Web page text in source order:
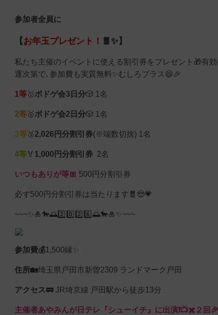
参加者全員に
【お年玉プレゼント！ 🧧✨】
私たち主催のイベントに使える割引券をプレゼント🎁有
運次第で､参加費も実質無料✨むしろプラス😆🎉
1等🥇ボドゲ会3日分🎲 1名
2等🥈ボドゲ会2日分🎲 1名
3等🥉2,026円分割引券(※端数切捨) 1名
4等🏅 1,000円分割引券 2名
いつもありが等🎀 500円分割引券
必ず500円分割引券は当たります🧧😍💗
~~~✨🎍🐎🌅2️⃣0️⃣2️⃣6️⃣🌅🐎🎍✨~~~
参加費💰1,500縁✨
住所🏡埼玉県戸田市新曽2309 ランドマーク戸田
アクセス🚃 JR埼京線 戸田駅から徒歩13分
主催者あやみんが日テレ『シューイチ』に出演❗️📺✖️２回🎉